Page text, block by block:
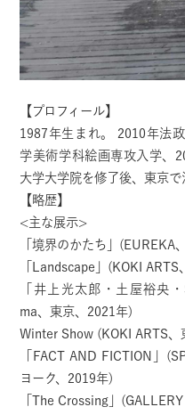
【プロフィール】
1987年生まれ。 2010年法
学美術学科絵画専攻入学、
大学大学院を修了後、東京で
【略歴】
<主な展示>
「境界のかたち」(EUREKA
「Landscape」(KOKI ARTS
「井上光太郎・土屋裕央
ma、東京、2021年)
Winter Show (KOKI ARTS、
「FACT AND FICTION」
ヨーク、2019年)
「The Crossing」